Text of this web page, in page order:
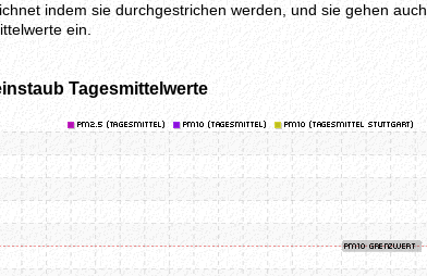
indem sie durchgestrichen werden, und sie gehen auch
ein.
Tagesmittelwerte